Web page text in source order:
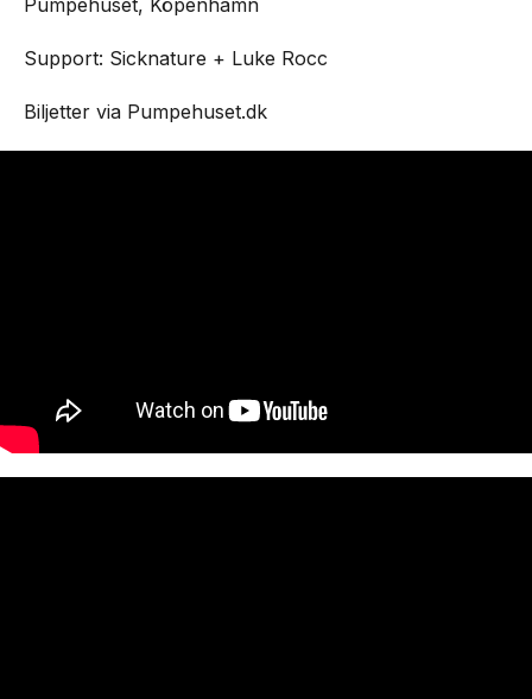
Pumpehuset, Köpenhamn
Support: Sicknature + Luke Rocc
Biljetter via Pumpehuset.dk